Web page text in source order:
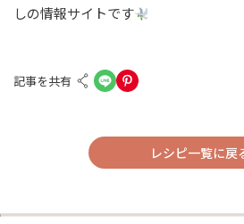
しの情報サイトです
記事を共有
レシピ一覧に戻